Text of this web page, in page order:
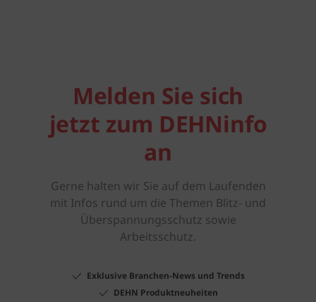
Melden Sie sich
jetzt zum DEHNinfo
an
Gerne halten wir Sie auf dem Laufenden
mit Infos rund um die Themen Blitz- und
Überspannungsschutz sowie
Arbeitsschutz.
Exklusive Branchen-News und Trends
DEHN Produktneuheiten